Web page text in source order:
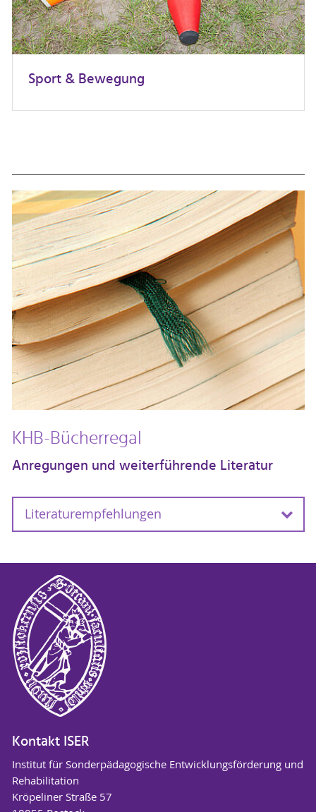
Sport & Bewegung
KHB-Bücherregal
Anregungen und weiterführende Literatur
Literaturempfehlungen
•"Überall steckt Sprache drin:
Alltagsintegrierte Sprach- und Literacy-
Förderung für 3- bis 6-jährige Kinder"
Tanja Jungmann , Ulrike Morawiak, Marlene
Meindl
Ernst Reinhardt Verlag
ISBN 978-3-49-702520-6
•"Überall steckt Mathe drin:
Alltagsintegrierte Förderung
jährige Kinder"
Katja Koch, Andrea Schulz, Tanja Jungmann
Ernst Reinhardt Verlag
ISBN 978-3-49-702951-8
Kontakt ISER
Institut für Sonderpädagogische Entwicklungsförderung und
Rehabilitation
Kröpeliner Straße 57